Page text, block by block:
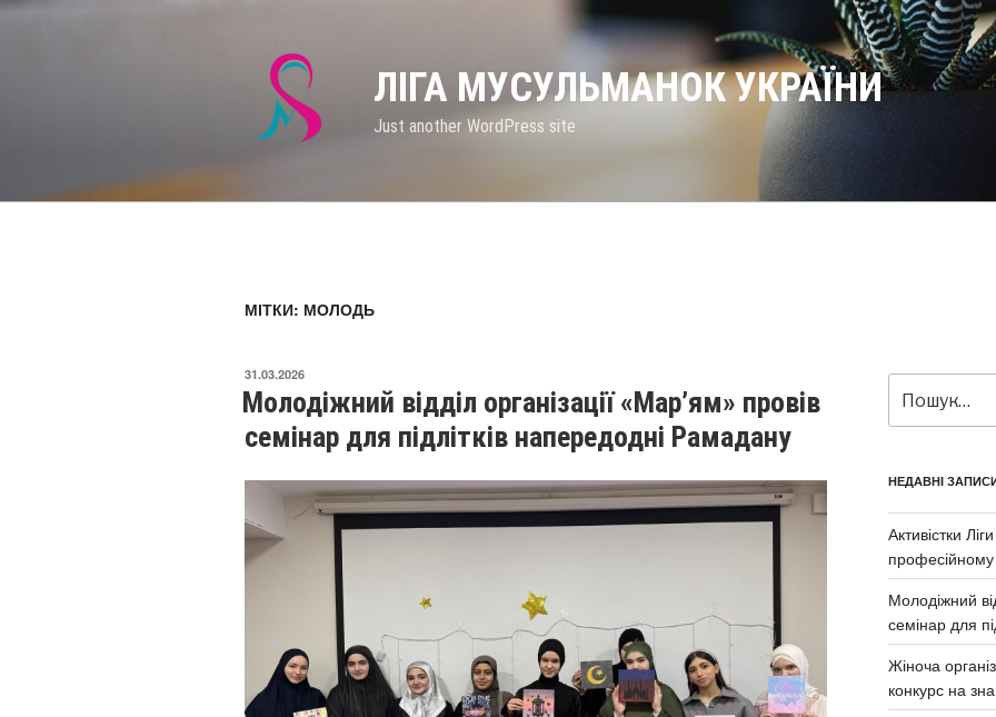
Перейти
ЛІГА МУСУЛЬМАНОК УКРАЇНИ
Just another WordPress site
МІТКИ: МОЛОДЬ
ОПУБЛІКОВАНО
31.03.2026
Молодіжний відділ організації «Мар’ям» провів
семінар для підлітків напередодні Рамадану
за
запитом:
НЕДАВНІ
Активістки
Молодіжний
семінар для
Жіноча
конкурс на